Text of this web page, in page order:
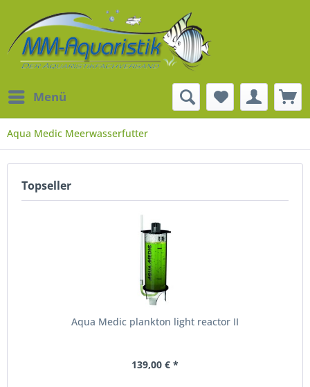
Menü
Aqua Medic Meerwasserfutter
Topseller
Aqua Medic plankton light reactor II
139,00 € *